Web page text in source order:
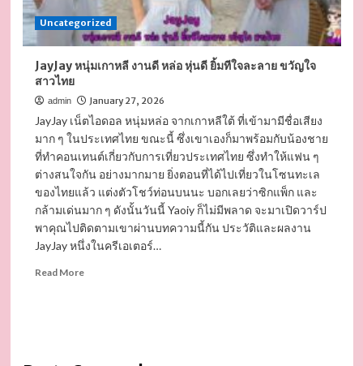
เข้ม
ได้ใจ
Uncategorized
JayJay หนุ่มเกาหลี งานดี หล่อ หุ่นดี ยิ้มทีใจละลาย ขวัญใจ
สาวไทย
admin January 27, 2026
JayJay เน็ตไอดอล หนุ่มหล่อ จากเกาหลีใต้ ที่เข้ามามีชื่อเสียง
มาก ๆ ในประเทศไทย ขณะนี้ ซึ่งเขาเองก็มาพร้อมกับน้องชาย
ที่ทำคอนเทนต์เกี่ยวกับการเที่ยวประเทศไทย ซึ่งทำให้แฟน ๆ
ต่างสนใจกัน อย่างมากมาย ยิ่งตอนที่ได้ไปเที่ยวในโซนทะเล
ของไทยแล้ว แต่งตัวโชว์ท่อนบนนะ บอกเลยว่าซิกแพ็ก และ
กล้ามเด่นมาก ๆ ดังนั้นวันนี้ Yaoiy ก็ไม่มีพลาด จะมาเปิดวาร์ป
พาคุณไปติดตามเขาผ่านบทความนี้กัน ประวัติและผลงาน
JayJay หนึ่งในครีเอเตอร์…
Read MoreRead